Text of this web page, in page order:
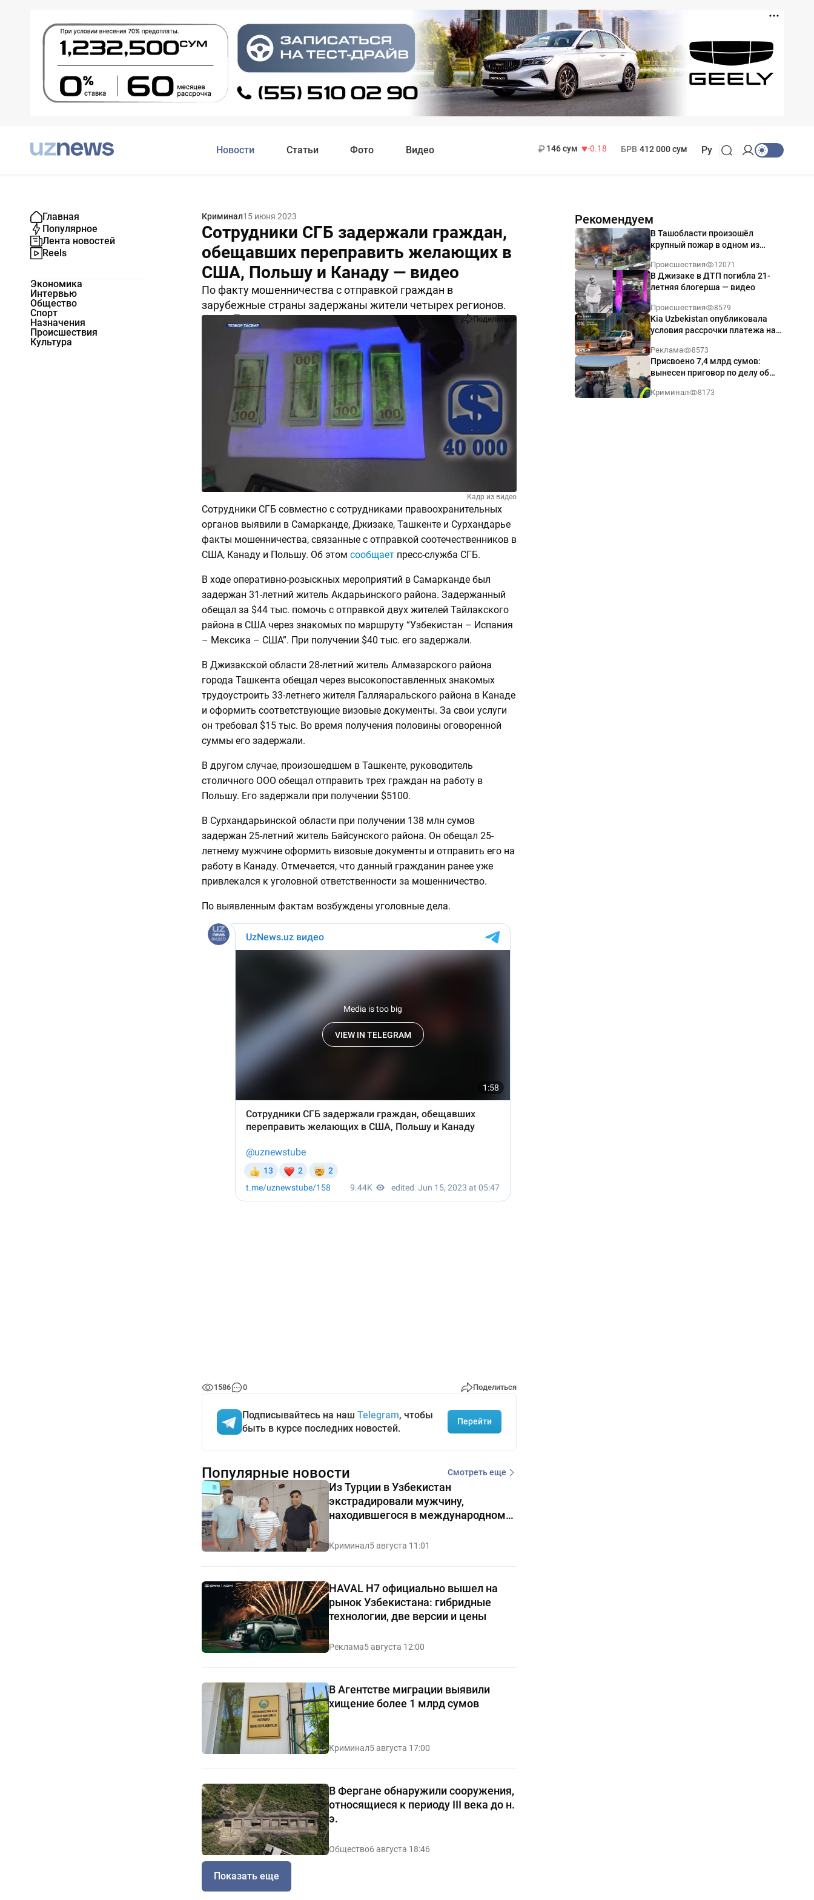
Новости Статьи Фото Видео
146 сум
-0.18
БРВ 412 000 сум Ру
Главная
Популярное
Лента новостей
Reels
Экономика
Интервью
Общество
Спорт
Назначения
Происшествия
Культура
Криминал15 июня 2023
Сотрудники СГБ задержали граждан,
обещавших переправить желающих в
США, Польшу и Канаду — видео
По факту мошенничества с отправкой граждан в
зарубежные страны задержаны жители четырех регионов.
Поделиться
Кадр из видео
Сотрудники СГБ совместно с сотрудниками правоохранительных
органов выявили в Самарканде, Джизаке, Ташкенте и Сурхандарье
факты мошенничества, связанные с отправкой соотечественников в
США, Канаду и Польшу. Об этом сообщаетпресс-служба СГБ.
В ходе оперативно-розыскных мероприятий в Самарканде был
задержан 31-летний житель Акдарьинского района. Задержанный
обещал за $44 тыс. помочь с отправкой двух жителей Тайлакского
района в США через знакомых по маршруту “Узбекистан – Испания
– Мексика – США”. При получении $40 тыс. его задержали.
В Джизакской области 28-летний житель Алмазарского района
города Ташкента обещал через высокопоставленных знакомых
трудоустроить 33-летнего жителя Галляаральского района в Канаде
и оформить соответствующие визовые документы. За свои услуги
он требовал $15 тыс. Во время получения половины оговоренной
суммы его задержали.
В другом случае, произошедшем в Ташкенте, руководитель
столичного ООО обещал отправить трех граждан на работу в
Польшу. Его задержали при получении $5100.
В Сурхандарьинской области при получении 138 млн сумов
задержан 25-летний житель Байсунского района. Он обещал 25-
летнему мужчине оформить визовые документы и отправить его на
работу в Канаду. Отмечается, что данный гражданин ранее уже
привлекался к уголовной ответственности за мошенничество.
По выявленным фактам возбуждены уголовные дела.
1586 0 Поделиться
Подписывайтесь на наш Telegram, чтобы
быть в курсе последних новостей.
Перейти
Рекомендуем
В Ташобласти произошёл
крупный пожар в одном из
Происшествия 12071
В Джизаке в ДТП погибла 21-
летняя блогерша — видео
Происшествия 8579
Kia Uzbekistan опубликовала
условия рассрочки платежа на
годовых
Реклама 8573
Присвоено 7,4 млрд сумов:
вынесен приговор по делу об
Ташкенте
Криминал 8173
Популярные новости Смотреть еще
Из Турции в Узбекистан
экстрадировали мужчину,
находившегося в международном
Криминал5 августа 11:01
HAVAL H7 официально вышел на
рынок Узбекистана: гибридные
технологии, две версии и цены
Реклама5 августа 12:00
В Агентстве миграции выявили
хищение более 1 млрд сумов
Криминал5 августа 17:00
В Фергане обнаружили сооружения,
относящиеся к периоду III века до н.
э.
Общество6 августа 18:46
Показать еще